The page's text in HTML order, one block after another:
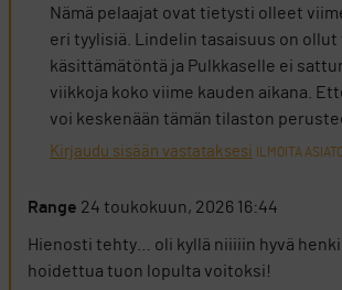
Nämä pelaajat ovat tietysti olleet
eri tyylisiä. Lindelin tasaisuus on ollut
käsittämätöntä ja Pulkkaselle ei
viikkoja koko viime kauden aikana.
voi keskenään tämän tilaston
Kirjaudu sisään vastataksesi ILMOITA
Range 24 toukokuun, 2026 16:44
Hienosti tehty… oli kyllä niiiiin hyvä
hoidettua tuon lopulta voitoksi!